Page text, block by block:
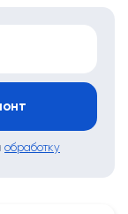
обработку